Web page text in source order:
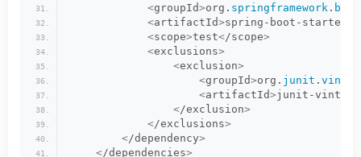
<groupId>org. springframework . boot
<artifactId>spring-boot-starter-
<scope>test</scope>
<exclusions>
<exclusion>
<groupId>org. junit .
<artifactId>junit-
</exclusion>
</exclusions>
</dependency>
</dependencies>